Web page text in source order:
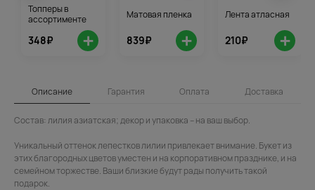
Топперы в
ассортименте
348₽ +
Матовая пленка
839₽ +
Лента атласная
210₽ +
Описание Гарантия Оплата Доставка
Состав: лилия азиатская; декор и упаковка – на ваш выбор.
Уникальный оттенок лепестков лилии привлекает внимание. Букет из
этих благородных цветов уместен и на корпоративном празднике, и на
семейном торжестве. Ваши близкие будут рады получить такой
подарок.